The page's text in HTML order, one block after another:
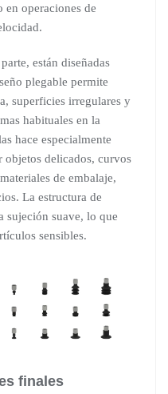
en operaciones de
están diseñadas
plegable permite
superficies irregulares y
habituales en la
hace especialmente
objetos delicados, curvos
de embalaje,
La estructura de
sujeción suave, lo que
sensibles.
finales